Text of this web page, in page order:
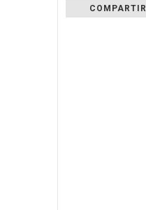
COMPARTIR